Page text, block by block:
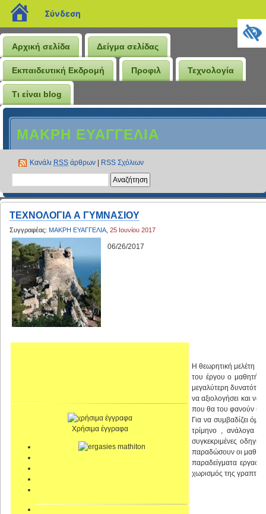
blogs.sch.gr
Σύνδεση
Αρχική σελίδα Δείγμα σελίδας
Εκπαιδευτική Εκδρομή Προφιλ Τεχνολογία
Τι είναι blog
ΜΑΚΡΗ ΕΥΑΓΓΕΛΙΑ
Κανάλι RSS άρθρων RSS Σχόλιων
ΤΕΧΝΟΛΟΓΙΑ Α ΓΥΜΝΑΣΙΟΥ
Συγγραφέας: ΜΑΚΡΗ ΕΥΑΓΓΕΛΙΑ 25 Ιουνίου 2017
06/26/2017
Χρήσιμα έγγραφα
Η θεωρητική μελέτη
του έργου ο μαθητής
μεγαλύτερη
να αξιολογήσει και να
που θα του φανούν
Για να συμβαδίζει
τρίμηνο , ανάλογα
συγκεκριμένες
παραδώσουν οι
παραδείγματα
χωρισμός της γραπτής